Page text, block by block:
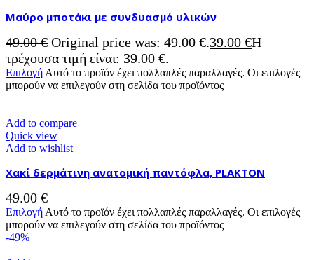
Μαύρο μποτάκι με συνδυασμό υλικών
49.00€ Original price was: 49.00 €.39.00 €Η
τρέχουσα τιμή είναι: 39.00 €.
Επιλογή Αυτό το προϊόν έχει πολλαπλές παραλλαγές. Οι επιλογές
μπορούν να επιλεγούν στη σελίδα του προϊόντος
Add to compare
Quick view
Add to wishlist
Χακί δερμάτινη ανατομική παντόφλα, PLAKTON
49.00 €
Επιλογή Αυτό το προϊόν έχει πολλαπλές παραλλαγές. Οι επιλογές
μπορούν να επιλεγούν στη σελίδα του προϊόντος
-49%